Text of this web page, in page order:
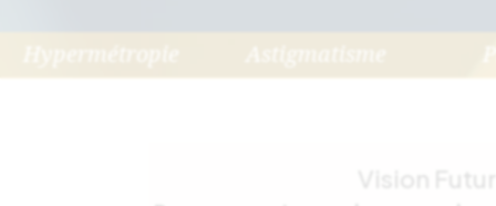
Hypermétropie
Vision